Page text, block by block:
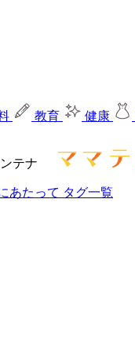
教育 健康
テナ
あたって タグ一覧